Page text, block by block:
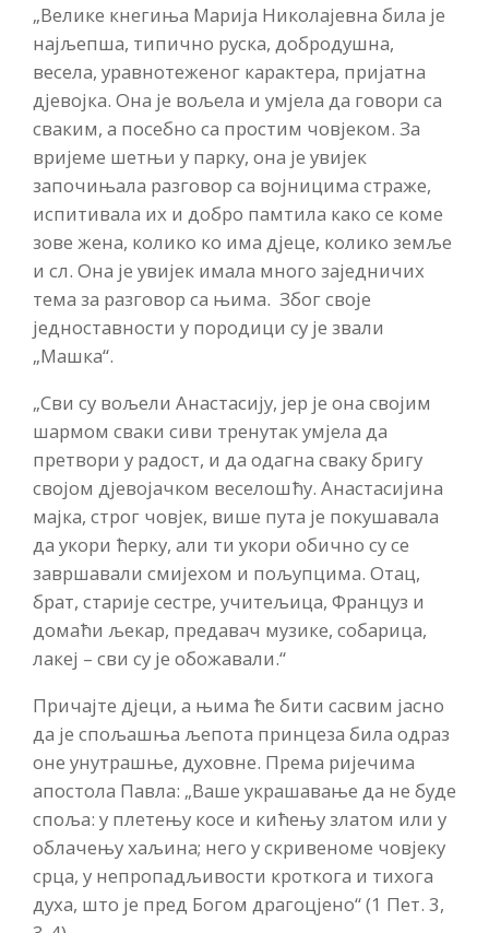
„Велике кнегиња Марија Николајевна била је
најљепша, типично руска, добродушна,
весела, уравнотеженог карактера, пријатна
дјевојка. Она је вољела и умјела да говори са
сваким, а посебно са простим човјеком. За
вријеме шетњи у парку, она је увијек
започињала разговор са војницима страже,
испитивала их и добро памтила како се коме
зове жена, колико ко има дјеце, колико земље
и сл. Она је увијек имала много заједничих
тема за разговор са њима. Због своје
једноставности у породици су је звали
„Машка“.
„Сви су вољели Анастасију, јер је она својим
шармом сваки сиви тренутак умјела да
претвори у радост, и да одагна сваку бригу
својом дјевојачком веселошћу. Анастасијина
мајка, строг човјек, више пута је покушавала
да укори ћерку, али ти укори обично су се
завршавали смијехом и пољупцима. Отац,
брат, старије сестре, учитељица, Француз и
домаћи љекар, предавач музике, собарица,
лакеј – сви су је обожавали.“
Причајте дјеци, а њима ће бити сасвим јасно
да је спољашња љепота принцеза била одраз
оне унутрашње, духовне. Према ријечима
апостола Павла: „Ваше украшавање да не буде
споља: у плетењу косе и кићењу златом или у
облачењу хаљина; него у скривеноме човјеку
срца, у непропадљивости кроткога и тихога
духа, што је пред Богом драгоцјено“ (1 Пет. 3,